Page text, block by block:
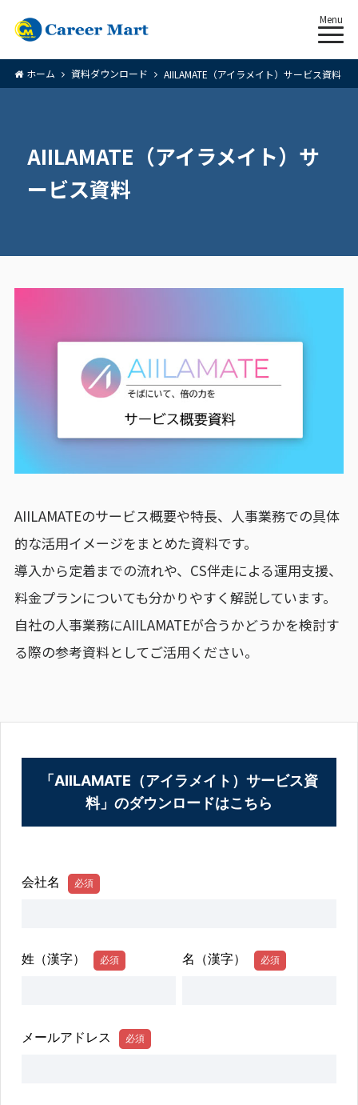
Menu
ホーム 資料ダウンロード AIILAMATE（アイラメイト）サービス資料
AIILAMATE（アイラメイト）サ
ービス資料
AIILAMATEのサービス概要や特長、人事業務での具体
的な活用イメージをまとめた資料です。
導入から定着までの流れや、CS伴走による運用支援、
料金プランについても分かりやすく解説しています。
自社の人事業務にAIILAMATEが合うかどうかを検討す
る際の参考資料としてご活用ください。